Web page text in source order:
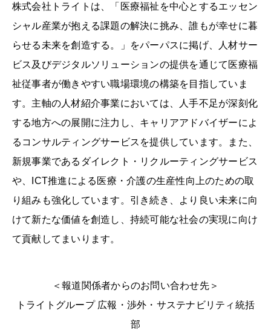
株式会社トライトは、「医療福祉を中心とするエッセン
シャル産業が抱える課題の解決に挑み、誰もが幸せに暮
らせる未来を創造する。」をパーパスに掲げ、人材サー
ビス及びデジタルソリューションの提供を通じて医療福
祉従事者が働きやすい職場環境の構築を目指していま
す。主軸の人材紹介事業においては、人手不足が深刻化
する地方への展開に注力し、キャリアアドバイザーによ
るコンサルティングサービスを提供しています。また、
新規事業であるダイレクト・リクルーティングサービス
や、ICT推進による医療・介護の生産性向上のための取
り組みも強化しています。引き続き、より良い未来に向
けて新たな価値を創造し、持続可能な社会の実現に向け
て貢献してまいります。
＜報道関係者からのお問い合わせ先＞
トライトグループ 広報・渉外・サステナビリティ統括
部